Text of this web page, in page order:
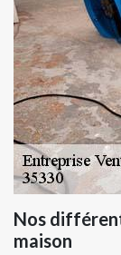
Nos
maison